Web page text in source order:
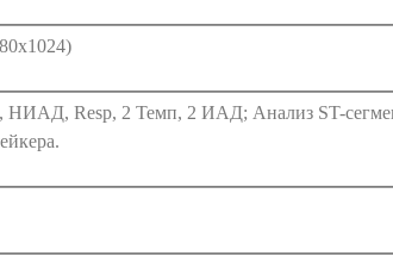
НИАД, Resp, 2 Темп, 2 ИАД; Анализ ST-